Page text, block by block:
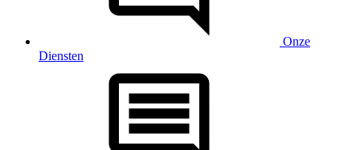
Onze
Diensten